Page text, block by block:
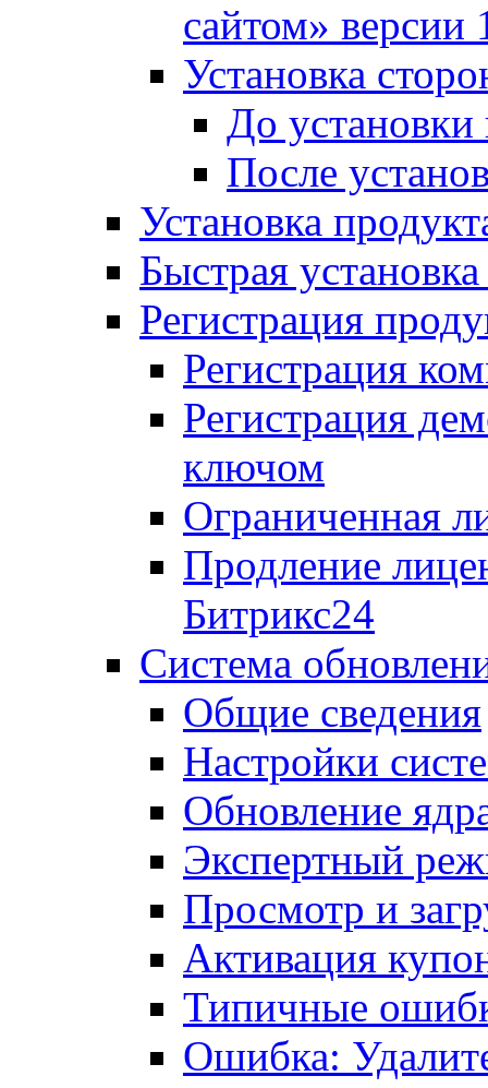
сайтом»
Установка
До установки
После
Установка
Быстрая
Регистрация
Регистрация
Регистрация
ключом
Ограниченная
Продление
Битрикс24
Система
Общие сведения
Настройки
Обновление
Экспертный
Просмотр и
Активация
Типичные
Ошибка: